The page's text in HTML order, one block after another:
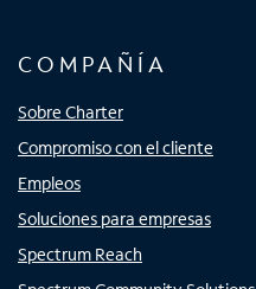
COMPAÑÍA
Sobre Charter
Compromiso con el cliente
Empleos
Soluciones para empresas
Spectrum Reach